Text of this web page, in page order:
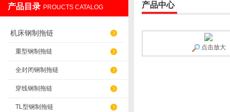
产品目录 PROUCTS CATALOG
机床钢制拖链
重型钢制拖链
全封闭钢制拖链
穿线钢制拖链
TL型钢制拖链
产品中心
点击放大